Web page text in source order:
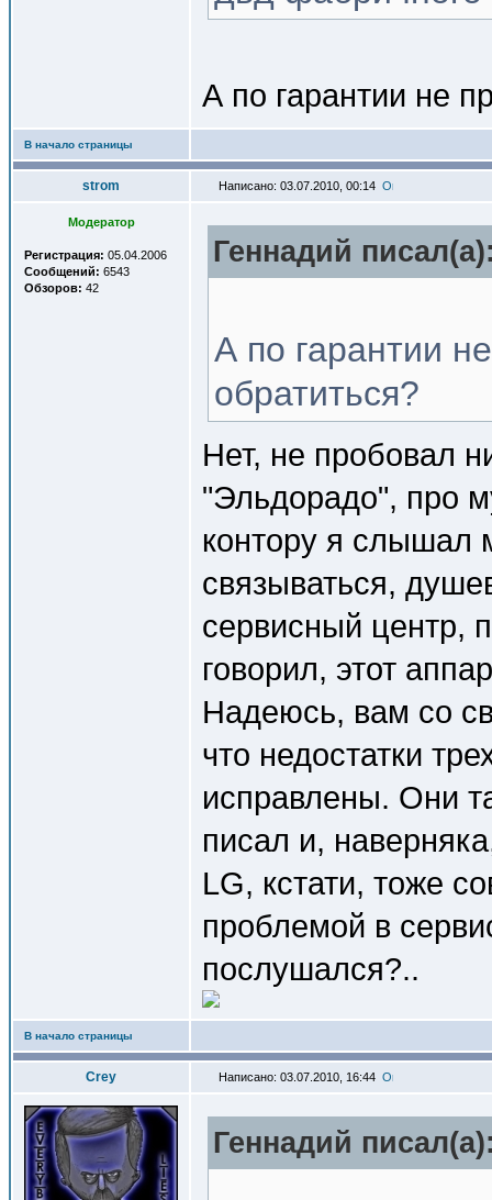
А по гарантии не
В начало страницы
strom Написано: 03.07.2010, 00:14
Модератор
Регистрация: 05.04.2006
Сообщений: 6543
Обзоров: 42
Геннадий
А по гарантии
обратиться?
Нет, не пробовал
"Эльдорадо", про
контору я слышал
связываться,
сервисный центр,
говорил, этот
Надеюсь, вам со
что недостатки
исправлены. Они
писал и,
LG, кстати, тоже
проблемой в
послушался?..
В начало страницы
Crey Написано: 03.07.2010, 16:44
Геннадий